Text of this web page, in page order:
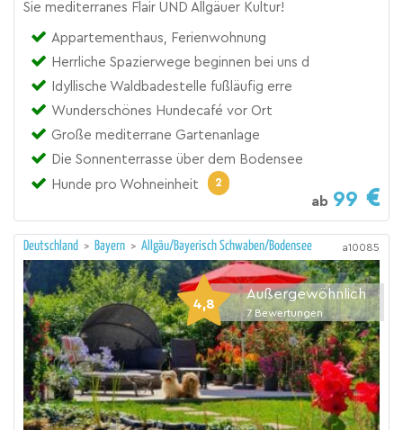
Sie mediterranes Flair UND Allgäuer Kultur!
Appartementhaus, Ferienwohnung
Herrliche Spazierwege beginnen bei uns d
Idyllische Waldbadestelle fußläufig erre
Wunderschönes Hundecafé vor Ort
Große mediterrane Gartenanlage
Die Sonnenterrasse über dem Bodensee
Hunde pro Wohneinheit
2
ab 99
Deutschland > Bayern > Allgäu/Bayerisch Schwaben/Bodensee a10085
4,8
Außergewöhnlich
7 Bewertungen